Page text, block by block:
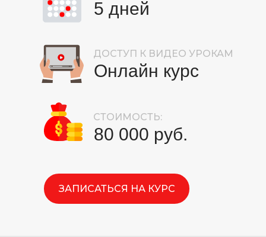
80 000 руб.
СТОИМОСТЬ:
5 дней
ЗАПИСАТЬСЯ НА КУРС
Онлайн курс
ДОСТУП К ВИДЕО УРОКАМ